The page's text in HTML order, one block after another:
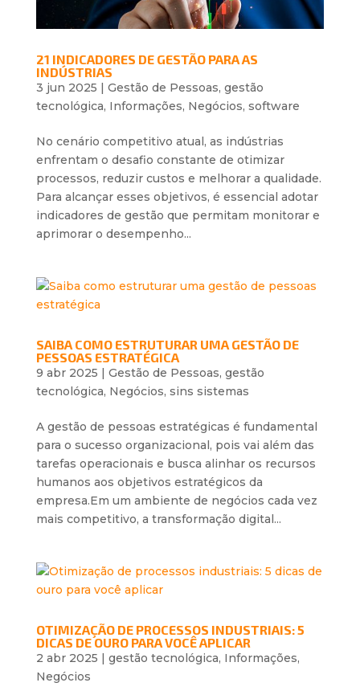
21 INDICADORES DE GESTÃO PARA AS
INDÚSTRIAS
3 jun 2025 Gestão de Pessoas, gestão
tecnológica, Informações, Negócios, software
No cenário competitivo atual, as indústrias
enfrentam o desafio constante de otimizar
processos, reduzir custos e melhorar a qualidade.
Para alcançar esses objetivos, é essencial adotar
indicadores de gestão que permitam monitorar e
aprimorar o desempenho...
SAIBA COMO ESTRUTURAR UMA GESTÃO DE
PESSOAS ESTRATÉGICA
9 abr 2025 Gestão de Pessoas, gestão
tecnológica, Negócios, sins sistemas
A gestão de pessoas estratégicas é fundamental
para o sucesso organizacional, pois vai além das
tarefas operacionais e busca alinhar os recursos
humanos aos objetivos estratégicos da
empresa.Em um ambiente de negócios cada vez
mais competitivo, a transformação digital...
OTIMIZAÇÃO DE PROCESSOS INDUSTRIAIS: 5
DICAS DE OURO PARA VOCÊ APLICAR
2 abr 2025 gestão tecnológica, Informações,
Negócios